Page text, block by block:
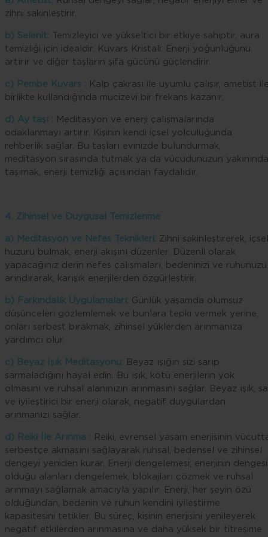
zihni sakinleştirir.
b) Selenit: Temizleyici ve yükseltici bir etkiye sahiptir, aura
temizliği için idealdir. Kuvars Kristali: Enerji yoğunluğunu
artırır ve diğer taşların şifa gücünü güçlendirir.
c) Pembe Kuvars : Kalp çakrası ile uyumlu çalışır, ametist
birlikte kullandığında mucizevi bir frekans kazanır.
d) Ay taşı : Meditasyon ve enerji çalışmalarında
odaklanmayı artırır. Kişinin kendi içsel yolculuğunda
rehberlik sağlar. Bu taşları evinizde bulundurmak,
meditasyon sırasında tutmak ya da vücudunuzun yakınında
taşımak, enerji temizliği açısından faydalıdır.
4. Zihinsel ve Duygusal Temizlenme
a) Meditasyon ve Nefes Teknikleri: Zihni sakinleştirerek, içsel
huzuru bulmak, enerji akışını düzenler. Düzenli olarak
yapacağınız derin nefes çalışmaları, bedeninizi ve ruhunuzu
arındırarak, karışık enerjilerden özgürleştirir.
b) Farkındalık Uygulamaları: Günlük yaşamda olumsuz
düşünceleri gözlemlemek ve bunlara tepki vermek yerine,
onları serbest bırakmak, zihinsel yüklerden arınmanıza
yardımcı olur.
c) Beyaz Işık Meditasyonu: Beyaz ışığın sizi sarıp
sarmaladığını hayal edin. Bu ışık, kötü enerjilerin yok
olmasını ve ruhsal alanınızın arınmasını sağlar. Beyaz ışık,
ve iyileştirici bir enerji olarak, negatif duygulardan
arınmanızı sağlar.
d) Reiki İle Arınma : Reiki, evrensel yaşam enerjisinin
serbestçe akmasını sağlayarak ruhsal, bedensel ve zihinsel
dengeyi yeniden kurar. Enerji dengelemesi; enerjinin
olduğu alanları dengelemek, blokajları çözmek ve ruhsal
arınmayı sağlamak amacıyla yapılır. Enerji, her şeyin özü
olduğundan, bedenin ve ruhun kendini iyileştirme
kapasitesini tetikler. Bu süreç, kişinin enerjisini yenileyerek
negatif etkilerden arınmasına ve daha yüksek bir titreşime